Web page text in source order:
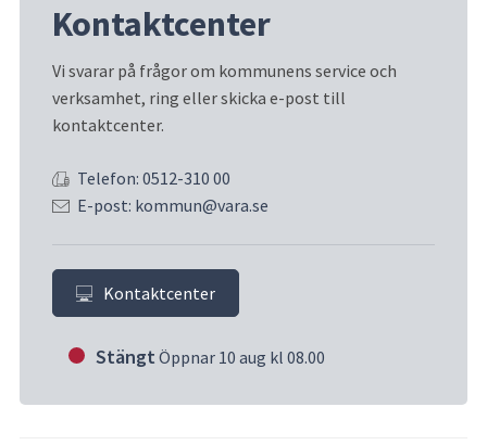
Kontaktcenter
Vi svarar på frågor om kommunens service och
verksamhet, ring eller skicka e-post till
kontaktcenter.
Telefon: 0512-310 00
E-post: kommun@vara.se
Kontaktcenter
Stängt Öppnar 10 aug kl 08.00